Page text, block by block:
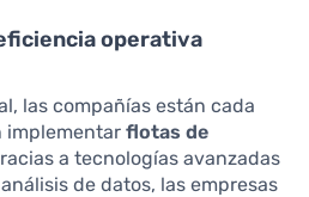
operativa
las compañías están cada
implementar flotas de
a tecnologías avanzadas
de datos, las empresas